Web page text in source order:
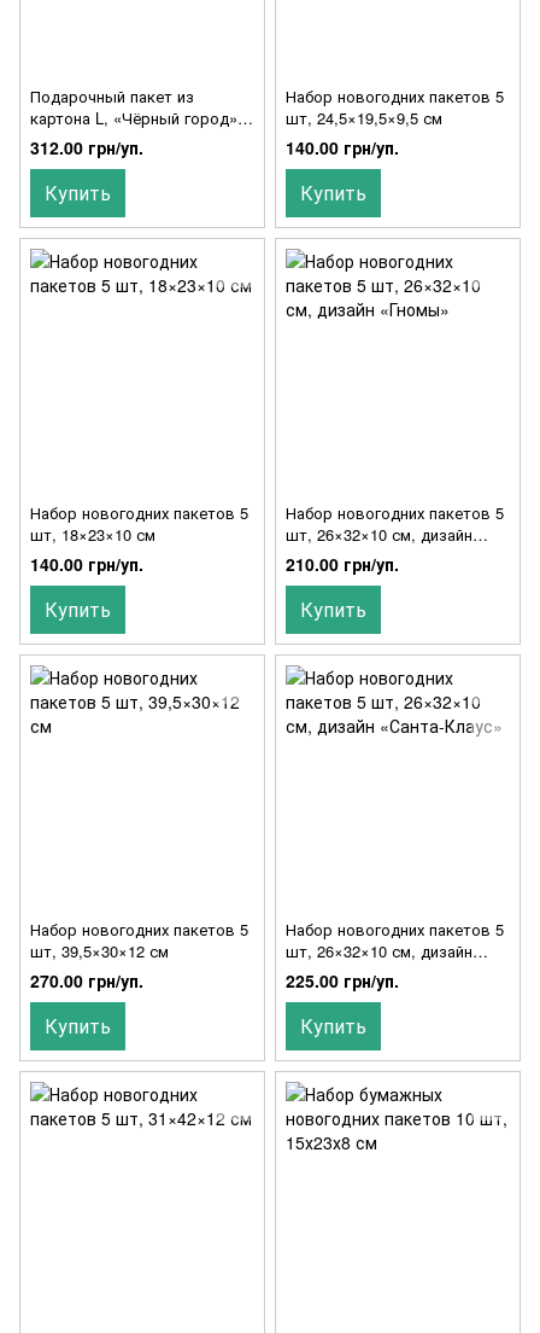
Подарочный пакет из
картона L, «Чёрный город»,
12 шт
312.00 грн/уп.
Купить
Набор новогодних пакетов 5
шт, 24,5×19,5×9,5 см
140.00 грн/уп.
Купить
Набор новогодних пакетов 5
шт, 18×23×10 см
140.00 грн/уп.
Купить
Набор новогодних пакетов 5
шт, 26×32×10 см, дизайн
«Гномы»
210.00 грн/уп.
Купить
Набор новогодних пакетов 5
шт, 39,5×30×12 см
270.00 грн/уп.
Купить
Набор новогодних пакетов 5
шт, 26×32×10 см, дизайн
«Санта-Клаус»
225.00 грн/уп.
Купить